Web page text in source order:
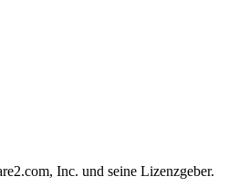
Inc. und seine Lizenzgeber.